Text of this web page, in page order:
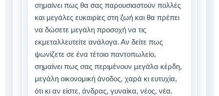
σημαίνει πως θα σας παρουσιαστούν πολλές
και μεγάλες ευκαιρίες στη ζωή και θα πρέπει
να δώσετε μεγάλη προσοχή να τις
εκμεταλλευτείτε ανάλογα. Αν δείτε πως
ψωνίζετε σε ένα τέτοιο παντοπωλείο,
σημαίνει πως σας περιμένουν μεγάλα κέρδη,
μεγάλη οικονομική άνοδος, χαρά κι ευτυχία,
ότι κι αν είστε, άνδρας, γυναίκα, νέος, νέα.